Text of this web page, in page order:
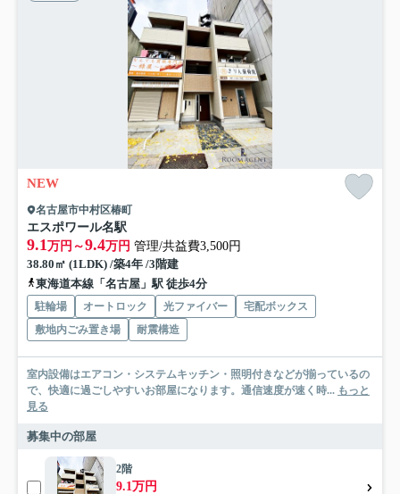
NEW
名古屋市中村区椿町
エスポワール名駅
9.1 万円～9.4万円 管理/共益費3,500円
38.80㎡ (1LDK) /築4年 /3階建
東海道本線「名古屋」駅 徒歩4分
駐輪場 オートロック 光ファイバー
宅配ボックス
敷地内ごみ置き場
耐震構造
室内設備はエアコン・システムキッチン・照明付きなどが揃っているの
で、快適に過ごしやすいお部屋になります。通信速度が速く時... もっと
見る
募集中の部屋
2階
9.1万円